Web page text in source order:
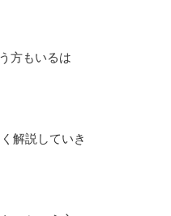
方もいるは
解説していき